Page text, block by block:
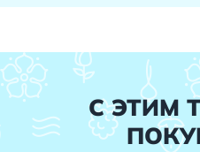
С ЭТИМ